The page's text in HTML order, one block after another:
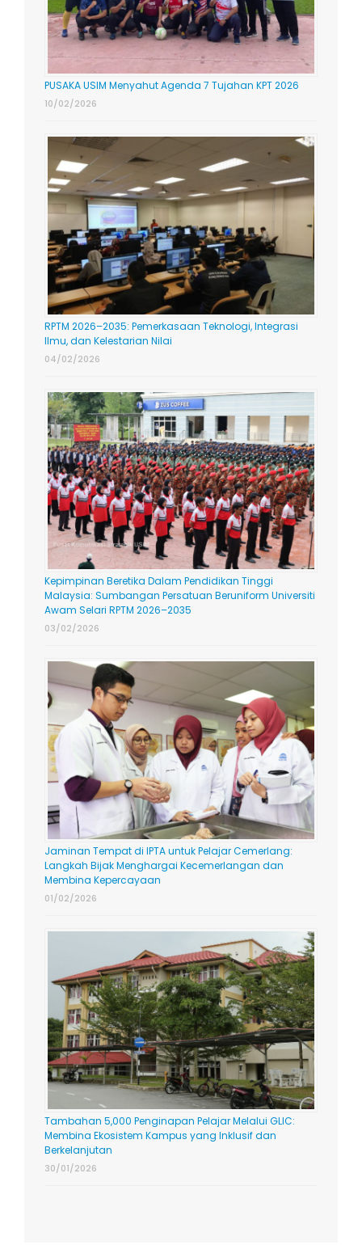
PUSAKA USIM Menyahut Agenda 7 Tujahan KPT 2026
10/02/2026
RPTM 2026–2035: Pemerkasaan Teknologi, Integrasi
Ilmu, dan Kelestarian Nilai
04/02/2026
Kepimpinan Beretika Dalam Pendidikan Tinggi
Malaysia: Sumbangan Persatuan Beruniform Universiti
Awam Selari RPTM 2026–2035
03/02/2026
Jaminan Tempat di IPTA untuk Pelajar Cemerlang:
Langkah Bijak Menghargai Kecemerlangan dan
Membina Kepercayaan
01/02/2026
Tambahan 5,000 Penginapan Pelajar Melalui GLIC:
Membina Ekosistem Kampus yang Inklusif dan
Berkelanjutan
30/01/2026